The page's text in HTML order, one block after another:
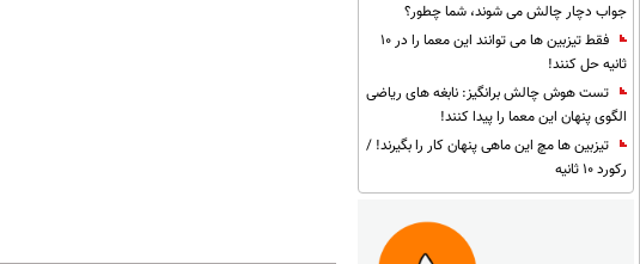
جواب دچار چالش می شوند، شما چطور؟
فقط تیزبین ها می توانند این معما را در 10
ثانیه حل کنند!
تست هوش چالش برانگیز: نابغه های ریاضی
الگوی پنهان این معما را پیدا کنند!
تیزبین ها مچ این ماهی پنهان کار را بگیرند! /
رکورد 10 ثانیه